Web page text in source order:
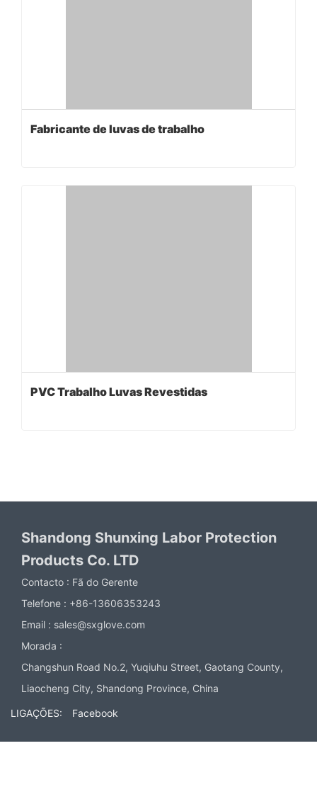
Fabricante de luvas de trabalho
PVC Trabalho Luvas Revestidas
Shandong Shunxing Labor Protection
Products Co. LTD
Contacto : Fã do Gerente
Telefone : +86-13606353243
Email : sales@sxglove.com
Morada :
Changshun Road No.2, Yuqiuhu Street, Gaotang County,
Liaocheng City, Shandong Province, China
LIGAÇÕES: Facebook